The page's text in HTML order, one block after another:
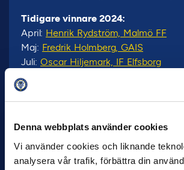
Denna webbplats använder cookies
Vi använder cookies och liknande
analysera vår trafik, förbättra din
Tidigare vinnare 2024:
April: Henrik Rydström, Malmö FF
Maj: Fredrik Holmberg, GAIS
Juli: Oscar Hiljemark, IF Elfsborg